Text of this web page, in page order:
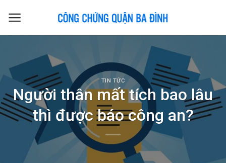
TIN TỨC
Người thân mất tích bao lâu
thì được báo công an?